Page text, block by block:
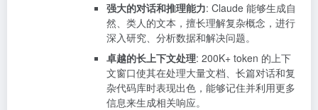
强大的对话和推理能力: Claude 能够生成自
然、类人的文本，擅长理解复杂概念，进行
深入研究、分析数据和解决问题。
卓越的长上下文处理: 200K+ token 的上下
文窗口使其在处理大量文档、长篇对话和复
杂代码库时表现出色，能够记住并利用更多
信息来生成相关响应。